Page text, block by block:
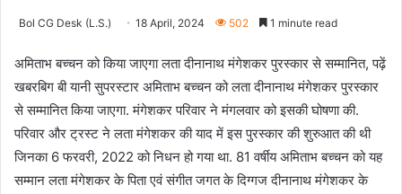
Bol CG Desk (L.S.) 18 April, 2024 502 1 minute read
अमिताभ बच्चन को किया जाएगा लता दीनानाथ मंगेशकर पुरस्कार से सम्मानित, पढ़ें
खबरबिग बी यानी सुपरस्टार अमिताभ बच्चन को लता दीनानाथ मंगेशकर पुरस्कार
से सम्मानित किया जाएगा. मंगेशकर परिवार ने मंगलवार को इसकी घोषणा की.
परिवार और ट्रस्ट ने लता मंगेशकर की याद में इस पुरस्कार की शुरुआत की थी
जिनका 6 फरवरी, 2022 को निधन हो गया था. 81 वर्षीय अमिताभ बच्चन को यह
सम्मान लता मंगेशकर के पिता एवं संगीत जगत के दिग्गज दीनानाथ मंगेशकर के